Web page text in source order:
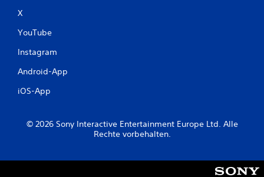
X
YouTube
Instagram
Android-App
iOS-App
© 2026 Sony Interactive Entertainment Europe Ltd. Alle
Rechte vorbehalten.